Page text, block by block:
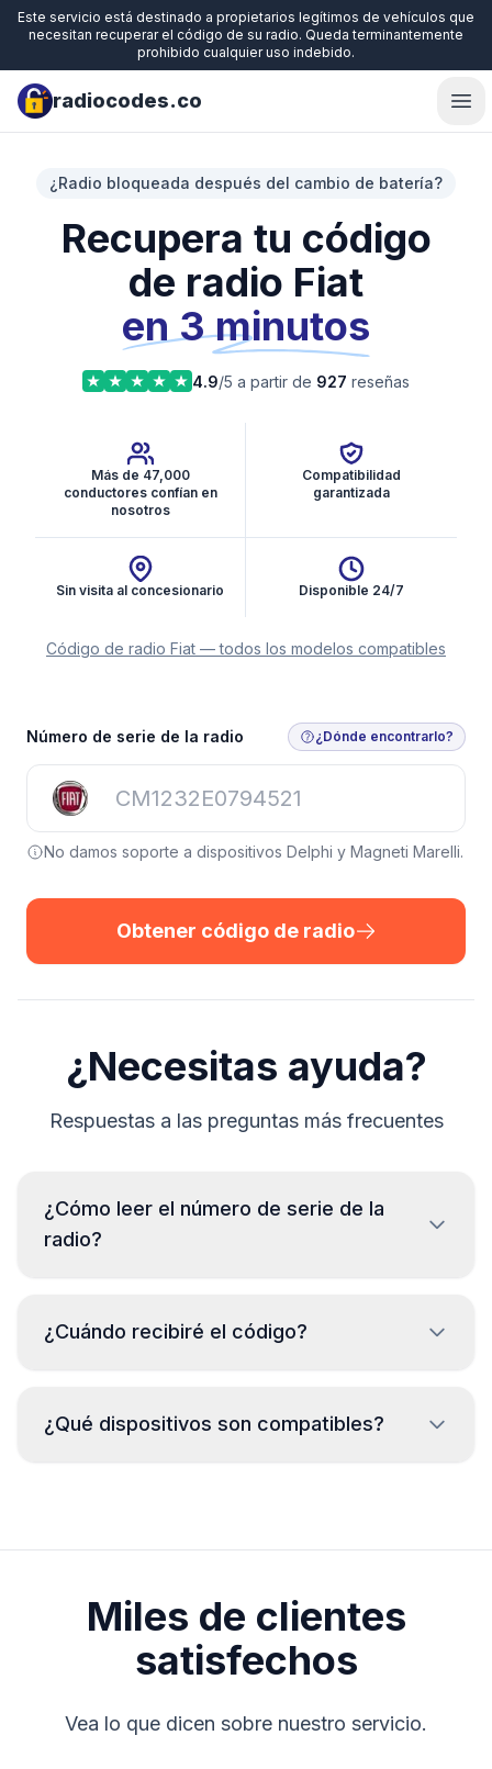
Este servicio está destinado a propietarios legítimos de vehículos que
necesitan recuperar el código de su radio. Queda terminantemente
prohibido cualquier uso indebido.
radiocodes.co
¿Radio bloqueada después del cambio de batería?
Recupera tu código
de radio Fiat
en 3 minutos
4.9/5 a partir de 927 reseñas
Más de 47,000
conductores confían en
nosotros
Compatibilidad
garantizada
Sin visita al concesionario Disponible 24/7
Código de radio Fiat — todos los modelos compatibles
Número de serie de la radio ¿Dónde encontrarlo?
No damos soporte a dispositivos Delphi y Magneti Marelli.
Obtener código de radio
¿Necesitas ayuda?
Respuestas a las preguntas más frecuentes
¿Cómo leer el número de serie de la
radio?
necesario desmontarla y leer el código de la etiqueta
de la carcasa. Generalmente, el número de serie se
CM1232E0794521
M117844
90145
T00BE174690622
¿Cuándo recibiré el código?
después de realizar el pedido, sin importar
¿Qué dispositivos son compatibles?
Miles de clientes
satisfechos
Vea lo que dicen sobre nuestro servicio.